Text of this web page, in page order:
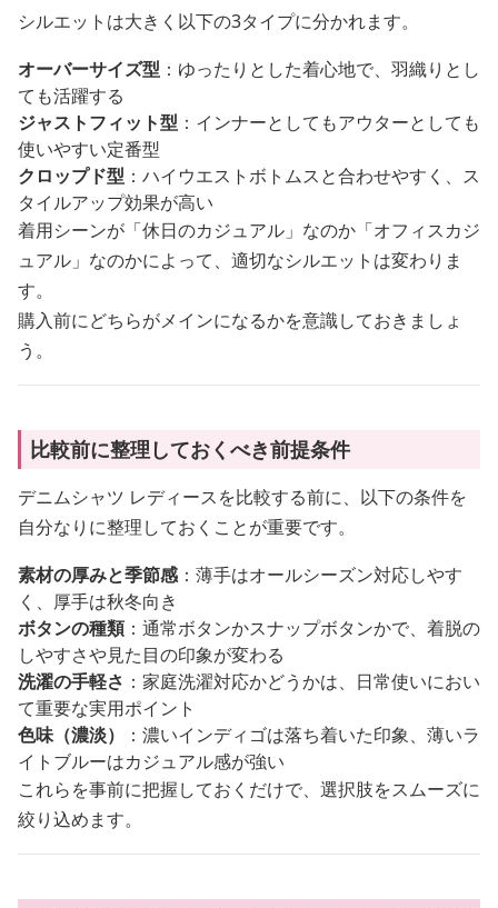
シルエットは大きく以下の3タイプに分かれます。
オーバーサイズ型 ：ゆったりとした着心地で、羽織りとし
ても活躍する
ジャストフィット型 ：インナーとしてもアウターとしても
使いやすい定番型
クロップド型 ：ハイウエストボトムスと合わせやすく、ス
タイルアップ効果が高い
着用シーンが「休日のカジュアル」なのか「オフィスカジ
ュアル」なのかによって、適切なシルエットは変わりま
す。
購入前にどちらがメインになるかを意識しておきましょ
う。
比較前に整理しておくべき前提条件
デニムシャツ レディースを比較する前に、以下の条件を
自分なりに整理しておくことが重要です。
素材の厚みと季節感：薄手はオールシーズン対応しやす
く、厚手は秋冬向き
ボタンの種類：通常ボタンかスナップボタンかで、着脱の
しやすさや見た目の印象が変わる
洗濯の手軽さ ：家庭洗濯対応かどうかは、日常使いにおい
て重要な実用ポイント
色味（濃淡）
：濃いインディゴは落ち着いた印象、薄いラ
イトブルーはカジュアル感が強い
これらを事前に把握しておくだけで、選択肢をスムーズに
絞り込めます。